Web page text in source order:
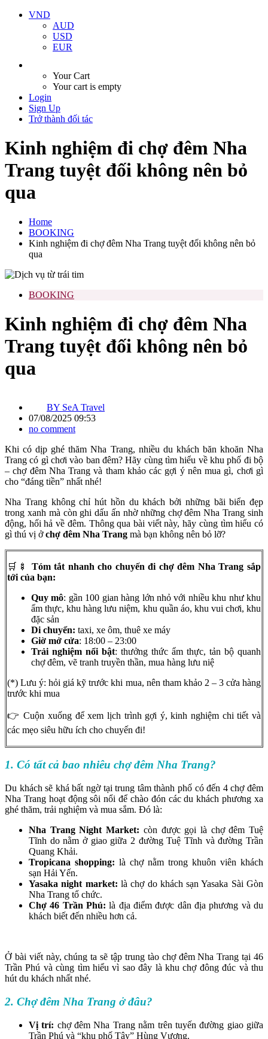
VND
AUD
USD
EUR
Your Cart
Your cart is empty
Login
Sign Up
Trở thành đối tác
Kinh nghiệm đi chợ đêm Nha
Trang tuyệt đối không nên bỏ
qua
Home
BOOKING
Kinh nghiệm đi chợ đêm Nha Trang tuyệt đối không nên bỏ
qua
BOOKING
Kinh nghiệm đi chợ đêm Nha
Trang tuyệt đối không nên bỏ
qua
BY SeA Travel
07/08/2025 09:53
no comment
Khi có dịp ghé thăm Nha Trang, nhiều du khách băn khoăn Nha
Trang có gì chơi vào ban đêm? Hãy cùng tìm hiểu về khu phố đi bộ
– chợ đêm Nha Trang và tham khảo các gợi ý nên mua gì, chơi gì
cho “đáng tiền” nhất nhé!
Nha Trang không chỉ hút hồn du khách bởi những bãi biển đẹp
trong xanh mà còn ghi dấu ấn nhờ những chợ đêm Nha Trang sinh
động, hối hả về đêm. Thông qua bài viết này, hãy cùng tìm hiểu có
gì thú vị ởchợ đêm Nha Trang mà bạn không nên bỏ lỡ?
🛒🍢 Tóm tắt nhanh cho chuyến đi chợ đêm Nha Trang sắp
tới của bạn:
Quy mô: gần 100 gian hàng lớn nhỏ với nhiều khu như khu
ẩm thực, khu hàng lưu niệm, khu quần áo, khu vui chơi, khu
đặc sản
Di chuyển: taxi, xe ôm, thuê xe máy
Giờ mở cửa: 18:00 – 23:00
Trải nghiệm nổi bật: thưởng thức ẩm thực, tản bộ quanh
chợ đêm, vẽ tranh truyền thần, mua hàng lưu niệ
(*) Lưu ý: hỏi giá kỹ trước khi mua, nên tham khảo 2 – 3 cửa hàng
trước khi mua
👉 Cuộn xuống để xem lịch trình gợi ý, kinh nghiệm chi tiết và
các mẹo siêu hữu ích cho chuyến đi!
1. Có tất cả bao nhiêu chợ đêm Nha Trang?
Du khách sẽ khá bất ngờ tại trung tâm thành phố có đến 4 chợ đêm
Nha Trang hoạt động sôi nổi để chào đón các du khách phương xa
ghé thăm, trải nghiệm và mua sắm. Đó là:
Nha Trang Night Market: còn được gọi là chợ đêm Tuệ
Tĩnh do nằm ở giao giữa 2 đường Tuệ Tĩnh và đường Trần
Quang Khải.
Tropicana shopping: là chợ nằm trong khuôn viên khách
sạn Hải Yến.
Yasaka night market: là chợ do khách sạn Yasaka Sài Gòn
Nha Trang tổ chức.
Chợ 46 Trần Phú: là địa điểm được dân địa phương và du
khách biết đến nhiều hơn cả.
Ở bài viết này, chúng ta sẽ tập trung tào chợ đêm Nha Trang tại 46
Trần Phú và cùng tìm hiểu vì sao đây là khu chợ đông đúc và thu
hút du khách nhất nhé.
2. Chợ đêm Nha Trang ở đâu?
Vị trí: chợ đêm Nha Trang nằm trên tuyến đường giao giữa
Trần Phú và “khu phố Tây” Hùng Vương.